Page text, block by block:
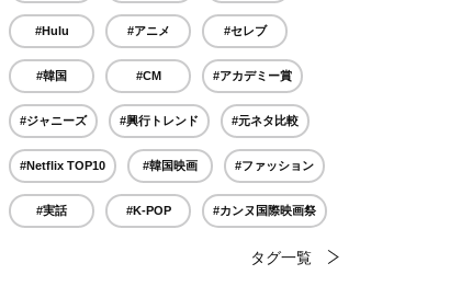
#Hulu #アニメ #セレブ
#韓国 #CM #アカデミー賞
#ジャニーズ #興行トレンド #元ネタ比較
#Netflix TOP10 #韓国映画 #ファッション
#実話 #K-POP #カンヌ国際映画祭
タグ一覧